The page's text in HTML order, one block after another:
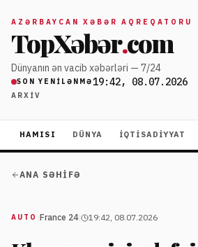
AZƏRBAYCAN XƏBƏR AQREQATORU
TopXəbər.com
Dünyanın ən vacib xəbərləri — 7/24
SON YENILƏNMƏ19:42, 08.07.2026
ARXIV
HAMISI DÜNYA İQTISADIYYAT
ANA SƏHIFƏ
AUTO France 24| 19:42, 08.07.2026